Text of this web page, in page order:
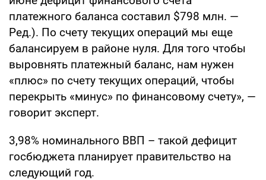
платежного баланса составил $798 млн. —
Ред.). По счету текущих операций мы еще
балансируем в районе нуля. Для того чтобы
выровнять платежный баланс, нам нужен
«плюс» по счету текущих операций, чтобы
перекрыть «минус» по финансовому счету», —
говорит эксперт.
3,98% номинального ВВП – такой дефицит
госбюджета планирует правительство на
следующий год.